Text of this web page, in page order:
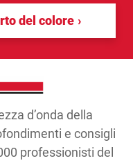
del colore
d’onda della
e consigli
professionisti del